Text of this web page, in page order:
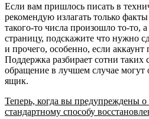
Если вам пришлось писать в
рекомендую излагать только
такого-то числа произошло то-то,
страницу, подскажите что нужно
и прочего, особенно, если
Поддержка разбирает сотни
обращение в лучшем случае могут
ящик.
Теперь, когда вы предупреждены
стандартному способу